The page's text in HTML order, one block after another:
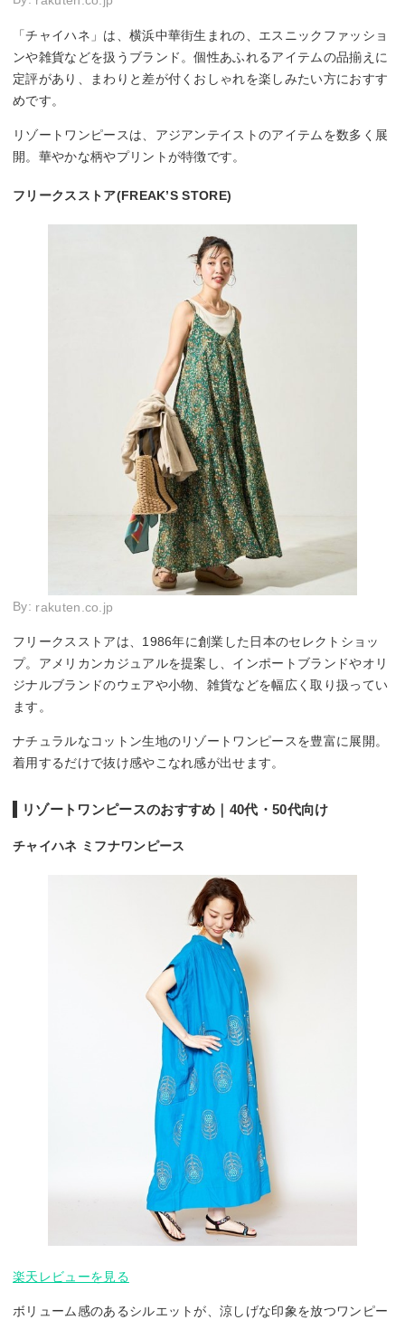
「チャイハネ」は、横浜中華街生まれの、エスニックファッショ
ンや雑貨などを扱うブランド。個性あふれるアイテムの品揃えに
定評があり、まわりと差が付くおしゃれを楽しみたい方におすす
めです。
リゾートワンピースは、アジアンテイストのアイテムを数多く展
開。華やかな柄やプリントが特徴です。
フリークスストア(FREAK’S STORE)
By: rakuten.co.jp
フリークスストアは、1986年に創業した日本のセレクトショッ
プ。アメリカンカジュアルを提案し、インポートブランドやオリ
ジナルブランドのウェアや小物、雑貨などを幅広く取り扱ってい
ます。
ナチュラルなコットン生地のリゾートワンピースを豊富に展開。
着用するだけで抜け感やこなれ感が出せます。
リゾートワンピースのおすすめ｜40代・50代向け
チャイハネ ミフナワンピース
楽天レビューを見る
ボリューム感のあるシルエットが、涼しげな印象を放つワンピー